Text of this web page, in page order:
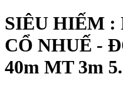
SIÊU HIẾM :
CỔ NHUẾ -
40m MT 3m